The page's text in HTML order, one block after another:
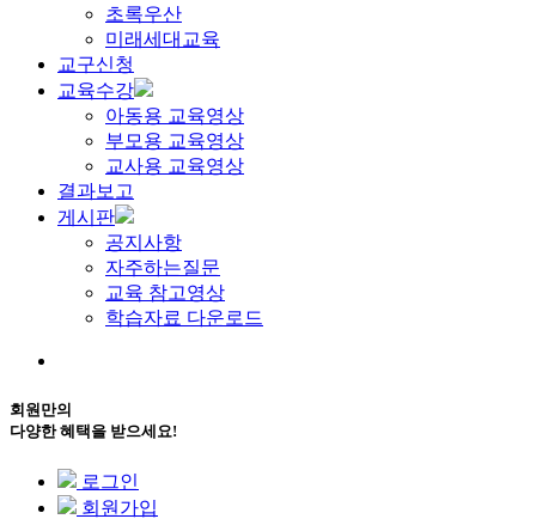
초록우산
미래세대교육
교구신청
교육수강
아동용 교육영상
부모용 교육영상
교사용 교육영상
결과보고
게시판
공지사항
자주하는질문
교육 참고영상
학습자료 다운로드
회원만의
다양한 혜택을 받으세요!
로그인
회원가입